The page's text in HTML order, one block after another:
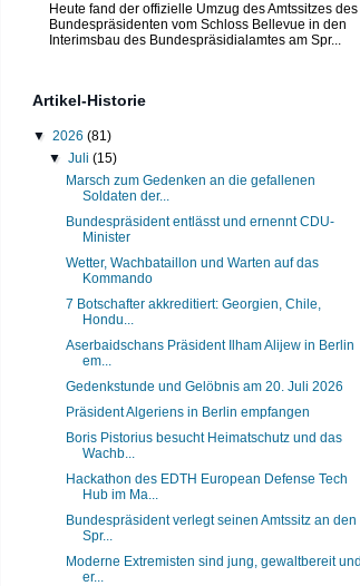
Heute fand der offizielle Umzug des Amtssitzes des
Bundespräsidenten vom Schloss Bellevue in den
Interimsbau des Bundespräsidialamtes am Spr...
Artikel-Historie
▼ 2026 (81)
▼Juli(15)
Marsch zum Gedenken an die gefallenen
Soldaten der...
Bundespräsident entlässt und ernennt CDU-
Minister
Wetter, Wachbataillon und Warten auf das
Kommando
7 Botschafter akkreditiert: Georgien, Chile,
Hondu...
Aserbaidschans Präsident Ilham Alijew in Berlin
em...
Gedenkstunde und Gelöbnis am 20. Juli 2026
Präsident Algeriens in Berlin empfangen
Boris Pistorius besucht Heimatschutz und das
Wachb...
Hackathon des EDTH European Defense Tech
Hub im Ma...
Bundespräsident verlegt seinen Amtssitz an den
Spr...
Moderne Extremisten sind jung, gewaltbereit und
er...